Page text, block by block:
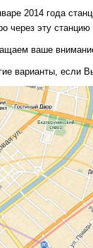
2014 года
через эту
ваше
варианты, если